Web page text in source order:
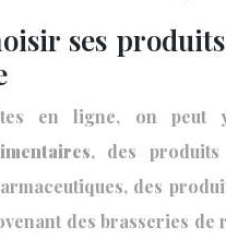
ses
en ligne, on peut
, des produits
des
des brasseries de